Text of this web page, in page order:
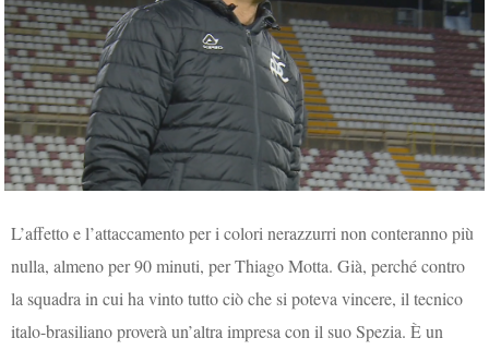
L’affetto e l’attaccamento per i colori nerazzurri non conteranno più
nulla, almeno per 90 minuti, per Thiago Motta. Già, perché contro
la squadra in cui ha vinto tutto ciò che si poteva vincere, il tecnico
italo-brasiliano proverà un’altra impresa con il suo Spezia. È un